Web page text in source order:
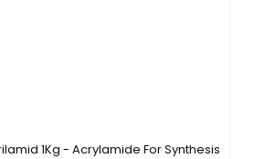
1Kg - Acrylamide For Synthesis